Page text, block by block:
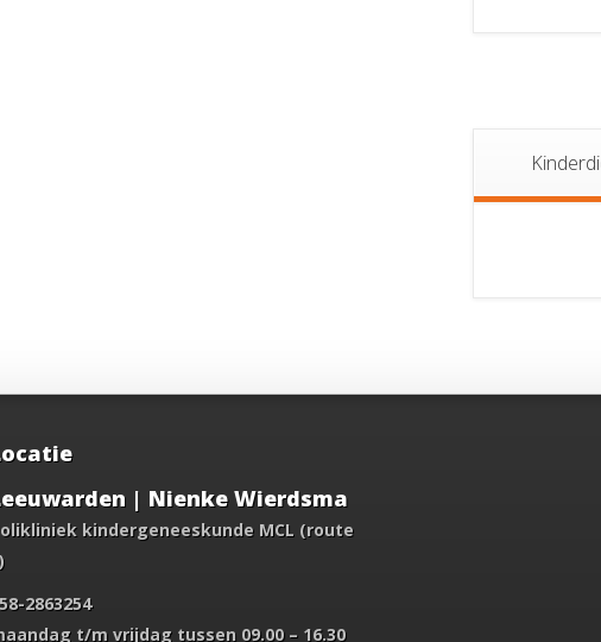
| Nienke Wierdsma
kindergeneeskunde MCL (route
2863254
t/m vrijdag tussen 09.00 – 16.30